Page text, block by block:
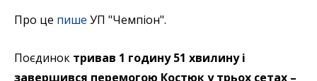
Про це пише УП "Чемпіон".
Поєдинок тривав 1 годину 51 хвилину і
завершився перемогою Костюк у трьох сетах –